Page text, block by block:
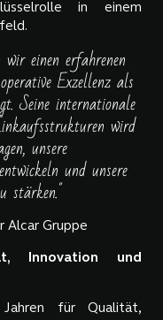
in einem
einen erfahrenen
Exzellenz als
Seine internationale
wird
unsere
und unsere
stärken."
Alcar Gruppe
Innovation und
für Qualität,